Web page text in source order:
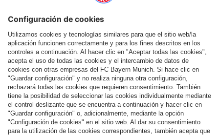
GALERÍA DE IMÁGENES
Las mejores imágenes del Allianz Explorer